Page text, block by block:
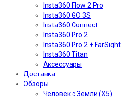
Insta360 Flow 2 Pro
Insta360 GO 3S
Insta360 Connect
Insta360 Pro 2
Insta360 Pro 2 + FarSight
Insta360 Titan
Аксессуары
Доставка
Обзоры
Человек с Земли (X5)